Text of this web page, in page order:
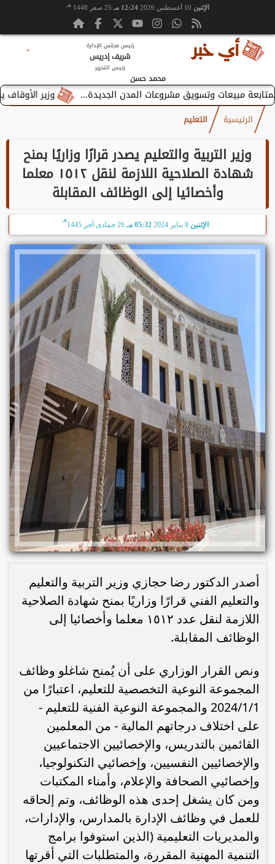
الإثنين 12:24 مـ 25 صفر 1448 هـ
رئيس مجلس الإدارة
شريف إدريس
رئيس التحرير
محمد حسن
-
وزير الأوقاف
الرئيسية التعليم
وزير التربية والتعليم يصدر قرارًا وزاريًا بمنح
شهادة الصلاحية اللازمة لنقل ١٥١٢ معلما
وأخصائيا إلى الوظائف المقابلة
الإثنين 8 يناير 2024 05:32 مـ 26 جمادى آخر 1445
هـ
أصدر الدكتور رضا حجازي وزير التربية والتعليم
والتعليم الفني قرارًا وزاريًا بمنح شهادة الصلاحية
اللازمة لنقل عدد ١٥١٢ معلما وأخصائيا إلى
الوظائف المقابلة.
ونص القرار الوزاري على أن يُمنح شاغلو وظائف
المجموعة النوعية التخصصية للتعليم، اعتبارًا من
2024/1/1 والمجموعة النوعية الفنية للتعليم -
على اختلاف درجاتهم المالية - من المعلمين
القائمين بالتدريس، والإخصائيين الاجتماعيين
والإخصائيين النفسيين، وإخصائيي التكنولوجيا،
وإخصائيي الصحافة والإعلام، وأمناء المكتبات
ومن كان يشغل إحدى هذه الوظائف، وتم إلحاقه
للعمل في وظائف الإدارة بالمدارس، والإدارات،
والمديريات التعليمية (الذين استوفوا برامج
التنمية المهنية المقررة، والمتطلبات التي أقرتها